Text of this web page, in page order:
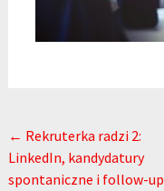
Post navigation
← Rekruterka radzi 2:
LinkedIn, kandydatury
spontaniczne i follow-up